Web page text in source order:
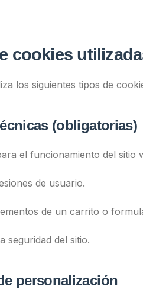
cookies
los siguientes tipos de
(obligatorias)
el funcionamiento del
de usuario.
de un carrito o
seguridad del sitio.
personalización